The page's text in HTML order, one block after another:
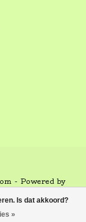
Is dat akkoord?
»
- Powered by